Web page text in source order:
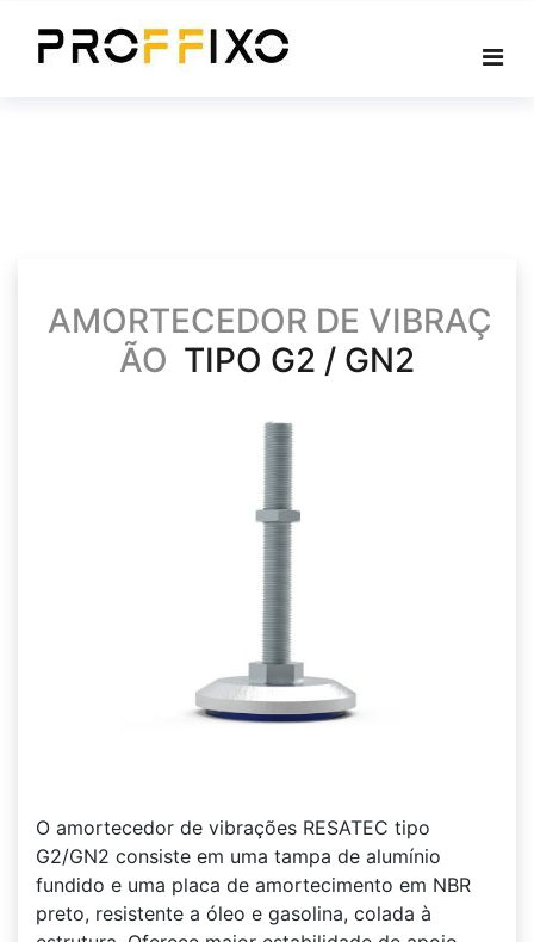
AMORTECEDOR DE VIBRAÇ
ÃO TIPO G2 / GN2
O amortecedor de vibrações RESATEC tipo
G2/GN2 consiste em uma tampa de alumínio
fundido e uma placa de amortecimento em NBR
preto, resistente a óleo e gasolina, colada à